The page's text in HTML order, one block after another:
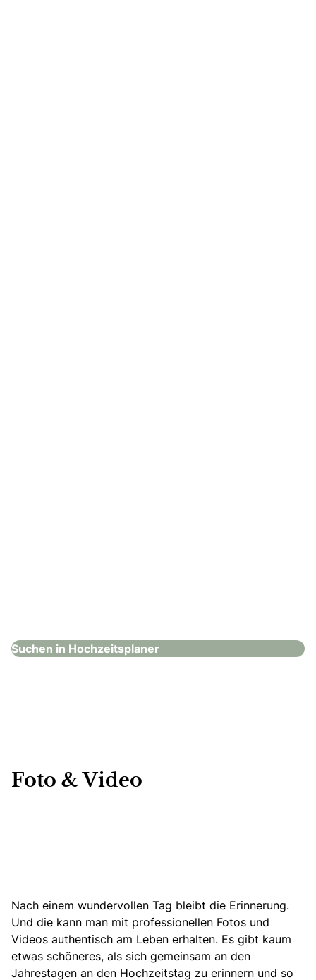
Suchen in Hochzeitsplaner
Foto & Video
Nach einem wundervollen Tag bleibt die Erinnerung.
Und die kann man mit professionellen Fotos und
Videos authentisch am Leben erhalten. Es gibt kaum
etwas schöneres, als sich gemeinsam an den
Jahrestagen an den Hochzeitstag zu erinnern und so